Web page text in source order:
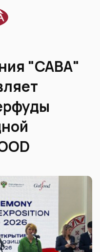
"САВА"